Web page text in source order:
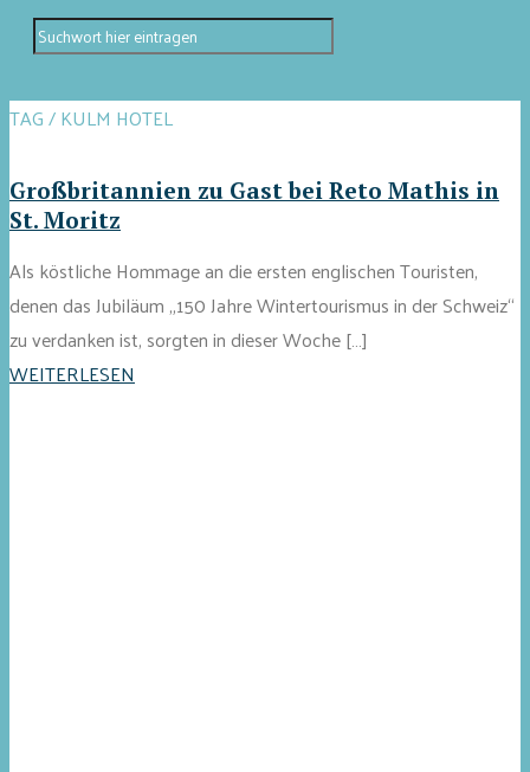
TAG / KULM HOTEL
Großbritannien zu Gast bei Reto Mathis in
St. Moritz
Als köstliche Hommage an die ersten englischen Touristen,
denen das Jubiläum „150 Jahre Wintertourismus in der Schweiz“
zu verdanken ist, sorgten in dieser Woche […]
WEITERLESEN